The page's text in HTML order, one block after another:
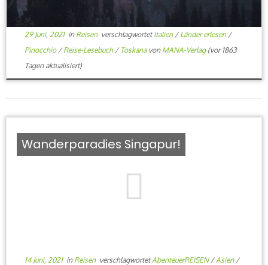
29 Juni, 2021in Reisen verschlagwortetItalien / Länder erlesen /
Pinocchio / Reise-Lesebuch / Toskana von MANA-Verlag(vor 1863
Tagen aktualisiert)
Wanderparadies Singapur!
14 Juni, 2021in Reisen verschlagwortetAbenteuerREISEN / Asien /